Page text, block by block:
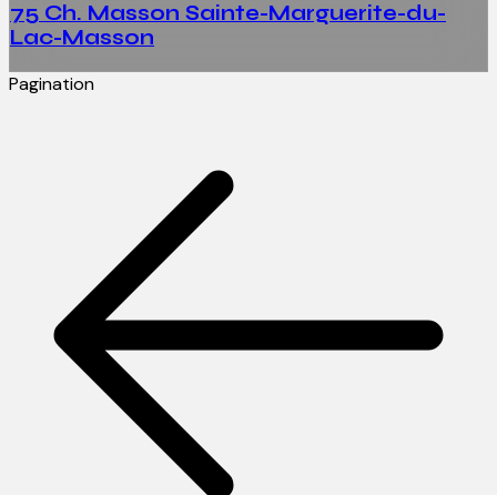
75 Ch. Masson Sainte-Marguerite-du-
Lac-Masson
Pagination